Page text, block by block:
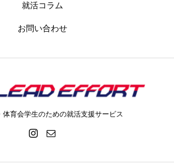
就活コラム
お問い合わせ
体育会学生のための就活支援サービス